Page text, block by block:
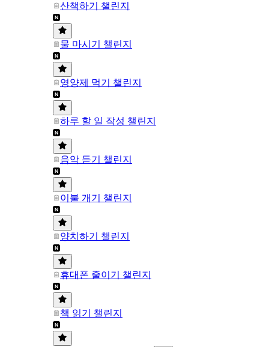
산책하기 챌린지
물 마시기 챌린지
영양제 먹기 챌린지
하루 할 일 작성 챌린지
음악 듣기 챌린지
이불 개기 챌린지
양치하기 챌린지
휴대폰 줄이기 챌린지
책 읽기 챌린지